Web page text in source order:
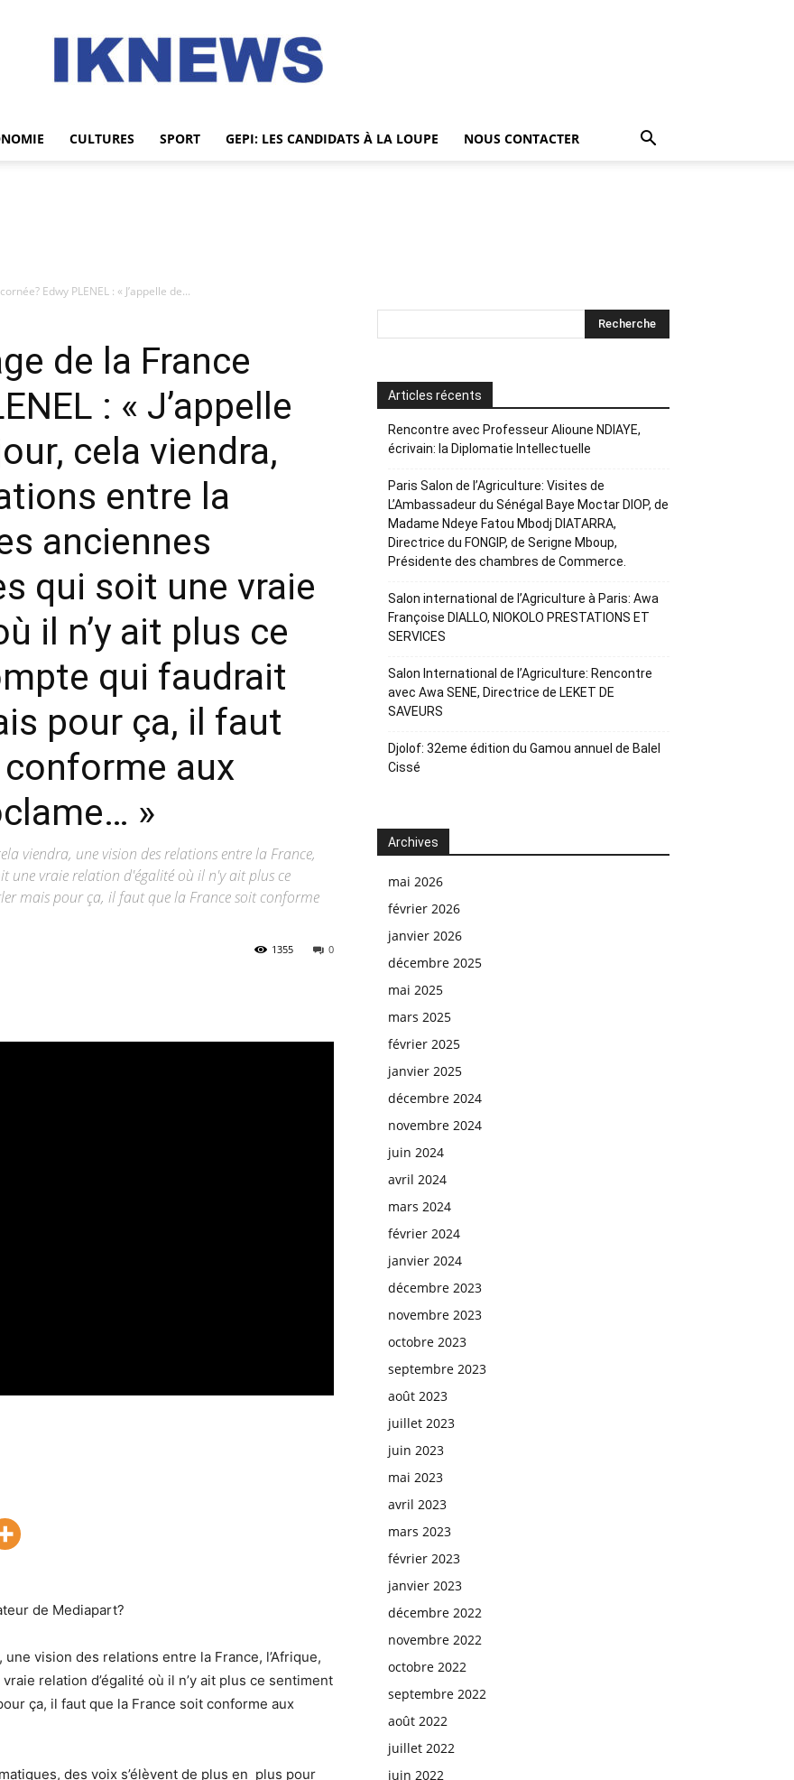
IKNEWS
CULTURES SPORT GEPI: LES CANDIDATS À LA LOUPE NOUS CONTACTER
Edwy PLENEL : « J’appelle de...
de la France
: « J’appelle
cela viendra,
entre la
anciennes
qui soit une vraie
il n’y ait plus ce
qui faudrait
pour ça, il faut
aux
»
viendra, une vision des relations entre la France,
une vraie relation d'égalité où il n'y ait plus ce
mais pour ça, il faut que la France soit conforme
0
1355
de Mediapart?
vision des relations entre la France, l’Afrique,
relation d’égalité où il n’y ait plus ce sentiment
ça, il faut que la France soit conforme aux
des voix s’élèvent de plus en plus pour
Articles récents
Rencontre avec Professeur Alioune NDIAYE,
écrivain: la Diplomatie Intellectuelle
Paris Salon de l’Agriculture: Visites de
L’Ambassadeur du Sénégal Baye Moctar DIOP, de
Madame Ndeye Fatou Mbodj DIATARRA,
Directrice du FONGIP, de Serigne Mboup,
Présidente des chambres de Commerce.
Salon international de l’Agriculture à Paris: Awa
Françoise DIALLO, NIOKOLO PRESTATIONS ET
SERVICES
Salon International de l’Agriculture: Rencontre
avec Awa SENE, Directrice de LEKET DE
SAVEURS
Djolof: 32eme édition du Gamou annuel de Balel
Cissé
Archives
mai 2026
février 2026
janvier 2026
décembre 2025
mai 2025
mars 2025
février 2025
janvier 2025
décembre 2024
novembre 2024
juin 2024
avril 2024
mars 2024
février 2024
janvier 2024
décembre 2023
novembre 2023
octobre 2023
septembre 2023
août 2023
juillet 2023
juin 2023
mai 2023
avril 2023
mars 2023
février 2023
janvier 2023
décembre 2022
novembre 2022
octobre 2022
septembre 2022
août 2022
juillet 2022
juin 2022